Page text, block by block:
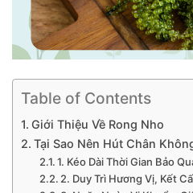
Table of Contents
Giới Thiệu Về Rong Nho
Tại Sao Nên Hút Chân
1. Kéo Dài Thời Gian Bảo
2. Duy Trì Hương Vị, Kết